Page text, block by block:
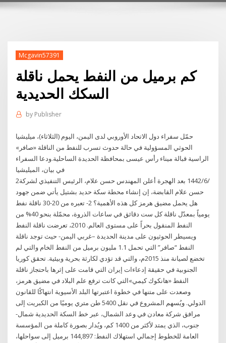
Mcgavin57391
كم برميل من النفط يحمل ناقلة
السكك الحديدية
by Publisher
حمّل سفراء دول الاتحاد الأوروبي لدى اليمن، اليوم (الثلاثاء)، ميليشيا
الحوثي المسؤولية في حالة حدوث تسرب للنفط من الناقلة «صافر»
الراسية قبالة ميناء رأس عيسى بمحافظة الحديدة الساحلية.ودعا السفراء
في بيان، الميليشيا
2‏‏/6‏‏/1442 بعد الهجرة أعلن المهندس حسن علام، الرئيس التنفيذي لشركة
حسن علام القابضة، إن إنشاء محطة سكة حديد بشتيل يأتي ضمن جهود
هل يحمل مضيق هرمز كل هذه الأهمية؟ 2- تعبره من 20-30 ناقلة نفط
يومياً بمعدّل ناقلة كل ست دقائق في ساعات الذروة، محمّلة بنحو 40% من
النفط المنقول بحراً على مستوى العالم. 2010، تعرضت ناقلة النفط
ويسيطر الحوثيون على مدينة الحديدة –غربي اليمن- حيث توجد ناقلة
النفط “صافر” التي تحمل 1.1 مليون برميل من النفط الخام والتي لم
تخضع لصيانة منذ 2015م، والتي قد تؤدي لكارثة بحرية وبيئية. تحقق كوريا
الجنوبية في حقيقة إدعاءات إيران التي قامت على إثرها باحتجاز ناقلة
النفط «هانكوك كيمي»التي كانت ترفع علم البلاد في مضيق هرمز،
وصعدت على متنها في خطوة اعتبرتها البلد الأسيوية انتهاكًا للقانون
الدولي. ويُسهم المشروع في نقل 5400 طن متري يوميًا من الكبريت إلى
مرافق شركة معادن في وعد الشمال، عبر خط السكة الحديدية شمال-
جنوب، الذي يمتد لأكثر من 1400 كم، ويُدار بصورة كاملة من المؤسسة
العامة للخطوط إجمالي استهلاك النفط: 144,897 برميل إلى سواحلها،